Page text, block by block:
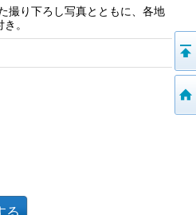
撮り下ろし写真とともに、各地
。